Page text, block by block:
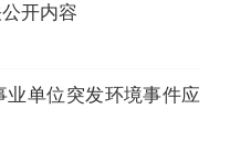
开内容
业单位突发环境事件应